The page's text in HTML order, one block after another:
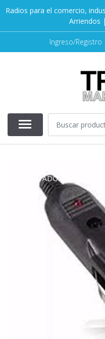
Radios para el comercio,
Arriendos
Ingreso/Registro
AGOTADO